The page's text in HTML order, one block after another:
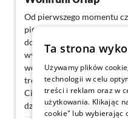
Od pierwszego momentu
pięknie urządzonym i
dobrze wyposażonym
wymarzona. Tak czystego
wcześniej nie widziałem.
troskliwą i serdeczną
Ciebie był po prostu
dzięki za to i chętnie
Ta strona
Używamy plików
technologii w celu
treści i reklam oraz w
użytkowania. Klikając
cookie" lub wybierając